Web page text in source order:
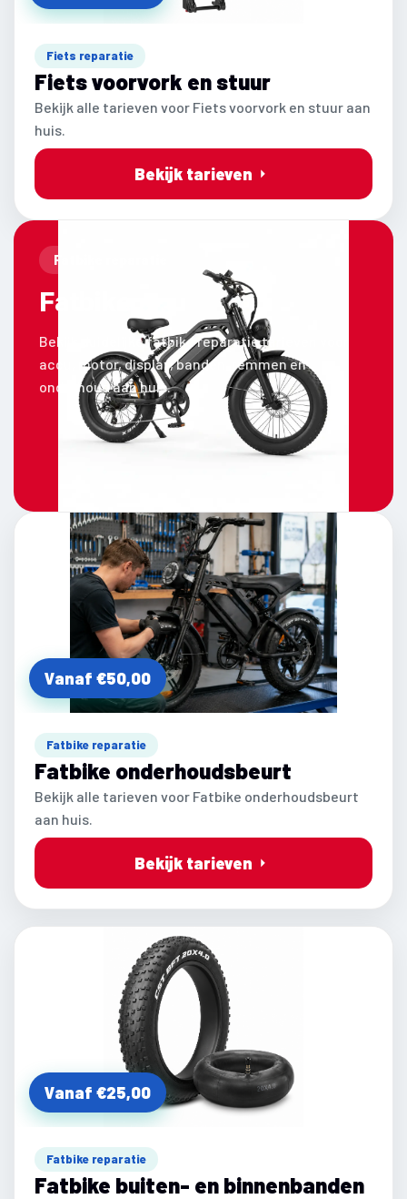
Fiets reparatie
Fiets voorvork en stuur
Bekijk alle tarieven voor Fiets voorvork en stuur aan
huis.
Bekijk tarieven
Fatbike reparatie
Fatbike
Bekijk duidelijke fatbike reparatie tarieven voor
accu, motor, display, banden, remmen en
onderhoud aan huis.
Vanaf €50,00
Fatbike reparatie
Fatbike onderhoudsbeurt
Bekijk alle tarieven voor Fatbike onderhoudsbeurt
aan huis.
Bekijk tarieven
Vanaf €25,00
Fatbike reparatie
Fatbike buiten- en binnenbanden